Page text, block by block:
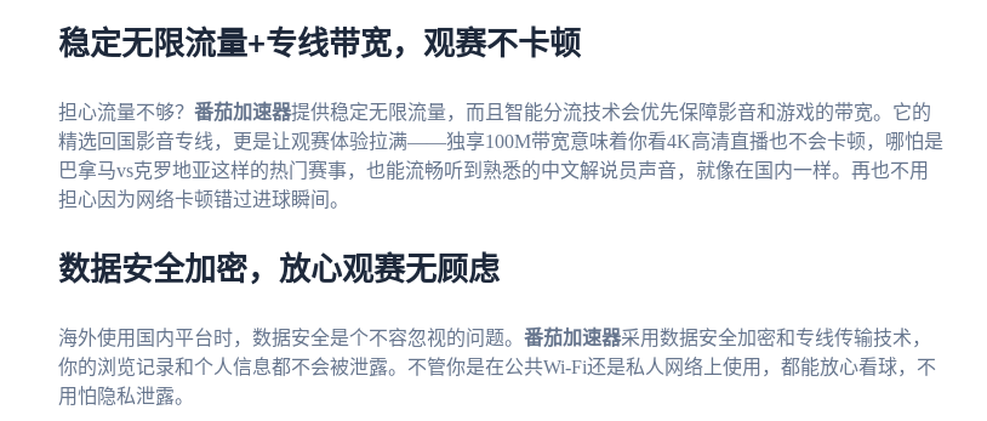
稳定无限流量+专线带宽，观赛不卡顿
担心流量不够？ 番茄加速器提供稳定无限流量，而且智能分流技术会优先保障影音和游戏的带宽。它的
精选回国影音专线，更是让观赛体验拉满——独享100M带宽意味着你看4K高清直播也不会卡顿，哪怕是
巴拿马vs克罗地亚这样的热门赛事，也能流畅听到熟悉的中文解说员声音，就像在国内一样。再也不用
担心因为网络卡顿错过进球瞬间。
数据安全加密，放心观赛无顾虑
海外使用国内平台时，数据安全是个不容忽视的问题。 番茄加速器采用数据安全加密和专线传输技术，
你的浏览记录和个人信息都不会被泄露。不管你是在公共Wi-Fi还是私人网络上使用，都能放心看球，不
用怕隐私泄露。